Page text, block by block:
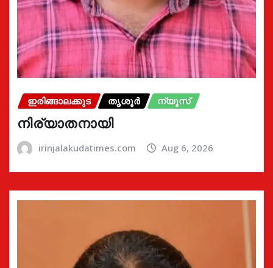
ഇരിങ്ങാലക്കുട തൃശൂർ ന്യൂസ്
നിര്യാതനായി
irinjalakudatimes.com Aug 6, 2026